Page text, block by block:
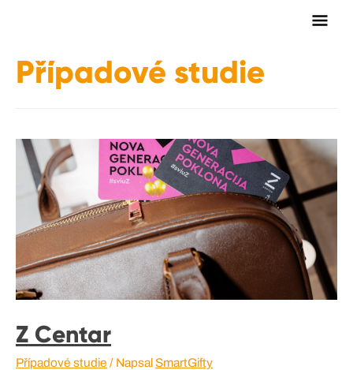
Případové studie
Z Centar
Případové studie / NapsalSmartGifty